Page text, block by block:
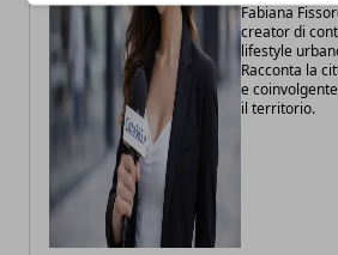
Fabiana
creator di
lifestyle
Racconta la
e
il territorio.